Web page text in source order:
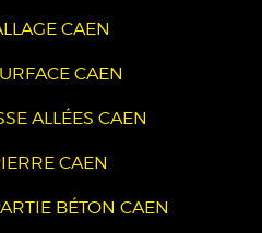
CAEN
CAEN
ALLÉES CAEN
CAEN
BÉTON CAEN